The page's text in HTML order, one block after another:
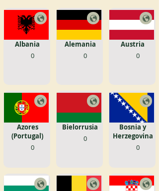
0
Albania
0
Azores
(Portugal)
0
Alemania
0
Bielorrusia
0
Austria
0
Bosnia y
Herzegovina